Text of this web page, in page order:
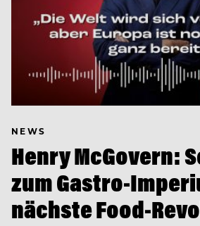
NEWS
Henry McGovern:
zum Gastro-
nächste Food-